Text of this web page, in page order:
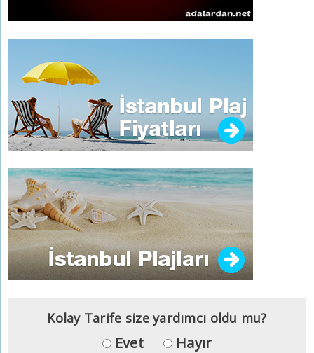
Kolay Tarife size yardımcı oldu mu?
Evet Hayır